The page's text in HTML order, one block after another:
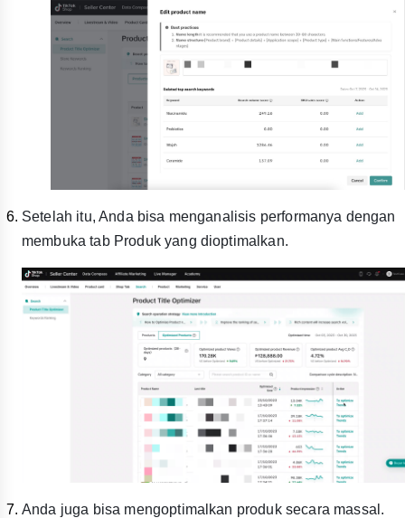
Setelah itu, Anda bisa menganalisis performanya dengan
membuka tab Produk yang dioptimalkan.
Anda juga bisa mengoptimalkan produk secara massal.